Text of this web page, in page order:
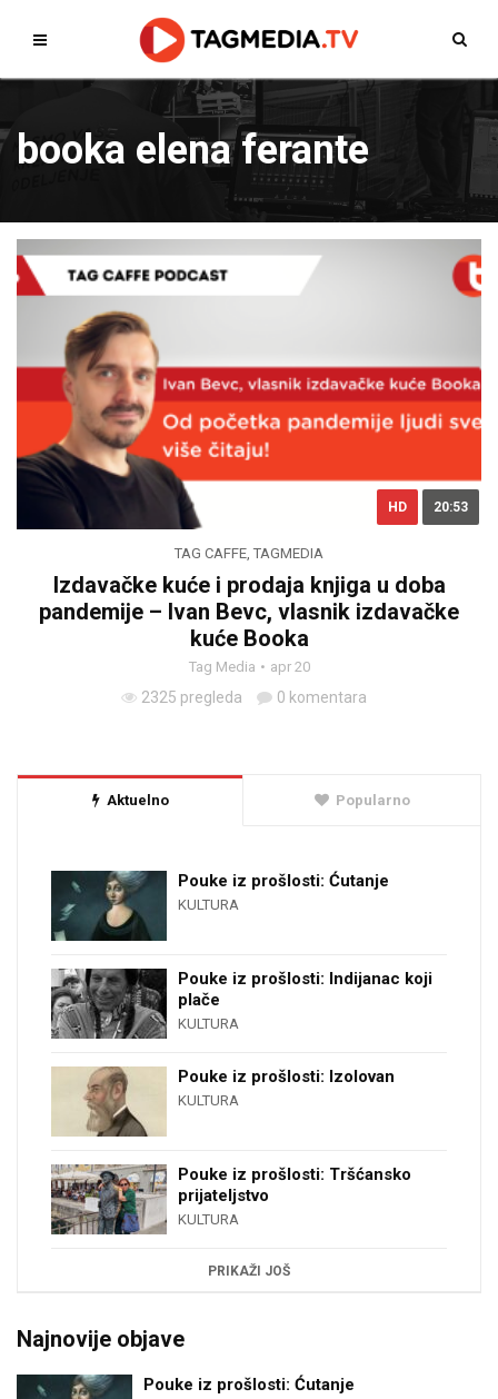
booka elena ferante
HD 20:53
TAG CAFFE, TAGMEDIA
Izdavačke kuće i prodaja knjiga u doba
pandemije – Ivan Bevc, vlasnik izdavačke
kuće Booka
Tag Media apr 20
2325 pregleda 0 komentara
Aktuelno Popularno
Pouke iz prošlosti: Ćutanje
KULTURA
Pouke iz prošlosti: Indijanac koji
plače
KULTURA
Pouke iz prošlosti: Izolovan
KULTURA
Pouke iz prošlosti: Tršćansko
prijateljstvo
KULTURA
PRIKAŽI JOŠ
Najnovije objave
Pouke iz prošlosti: Ćutanje